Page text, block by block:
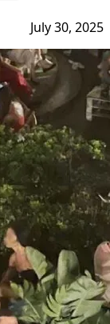
July 30, 2025